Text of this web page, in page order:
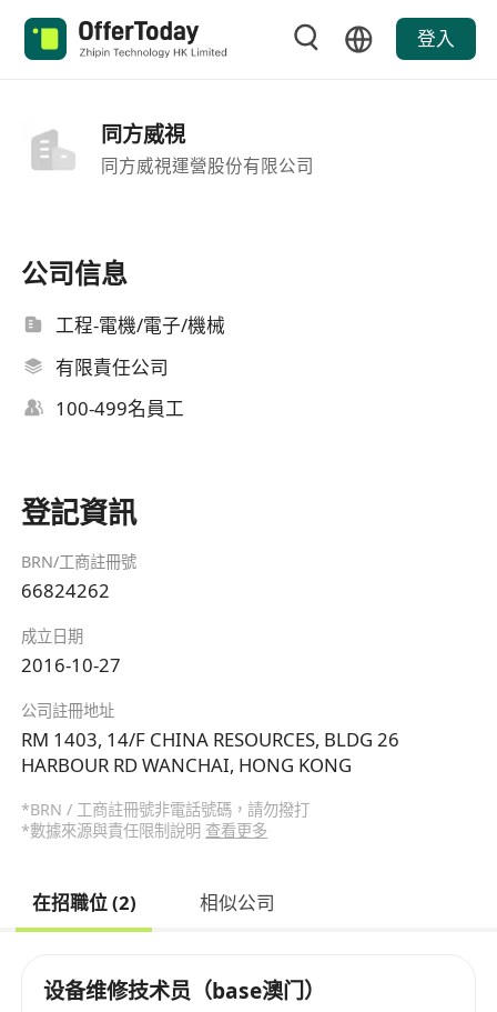
登入
同方威視
同方威視運營股份有限公司
公司信息
工程-電機/電子/機械
有限責任公司
100-499名員工
登記資訊
BRN/工商註冊號
66824262
成立日期
2016-10-27
公司註冊地址
RM 1403, 14/F CHINA RESOURCES, BLDG 26
HARBOUR RD WANCHAI, HONG KONG
*BRN / 工商註冊號非電話號碼，請勿撥打
*數據來源與責任限制說明 查看更多
在招職位 (2) 相似公司
设备维修技术员（base澳门）